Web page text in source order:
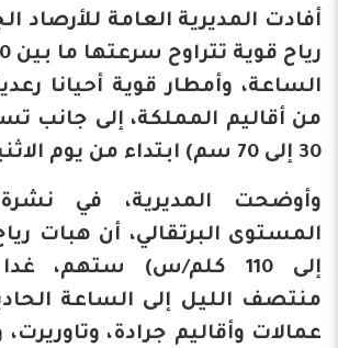
أفادت المديرية العامة للأرصاد
الساعة، وأمطار قوية أحيانا
من أقاليم المملكة، إلى جانب
30 إلى 70 سم) ابتداء من يوم الاثنين.
وأوضحت المديرية، في
إلى 110 كلم/س) ستهم،
منتصف الليل إلى الساعة
عمالات وأقاليم جرادة،